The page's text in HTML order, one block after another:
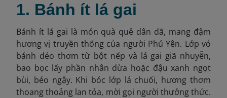
1. Bánh ít lá gai
Bánh ít lá gai là món quà quê dân dã, mang đậm
hương vị truyền thống của người Phú Yên. Lớp vỏ
bánh dẻo thơm từ bột nếp và lá gai giã nhuyễn,
bao bọc lấy phần nhân dừa hoặc đậu xanh ngọt
bùi, béo ngậy. Khi bóc lớp lá chuối, hương thơm
thoang thoảng lan tỏa, mời gọi người thưởng thức.